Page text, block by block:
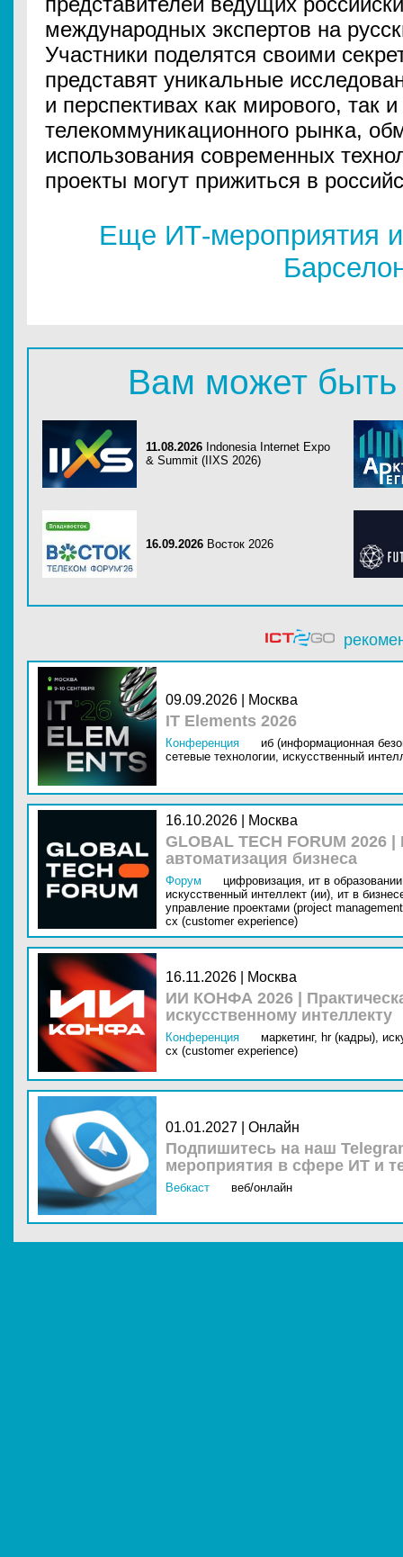
международных экспертов на
Участники поделятся своими
представят уникальные
и перспективах как мирового, так и
телекоммуникационного рынка,
использования современных
проекты могут прижиться в
Еще ИТ-мероприятия
Вам может быть
11.08.2026 Indonesia Internet Expo
& Summit (IIXS 2026)
16.09.2026 Восток 2026
09.09.2026 | Москва
IT Elements 2026
Конференция
иб (информационная
сетевые технологии, искусственный
16.10.2026 | Москва
GLOBAL TECH FORUM
автоматизация бизнеса
Форум цифровизация, ит в
искусственный интеллект (ии), ит в
управление проектами (project
cx (customer experience)
16.11.2026 | Москва
ИИ КОНФА 2026 |
искусственному интеллекту
Конференция маркетинг, hr (кадры),
cx (customer experience)
01.01.2027 | Онлайн
Подпишитесь на наш
мероприятия в сфере ИТ и
Вебкаст веб/онлайн